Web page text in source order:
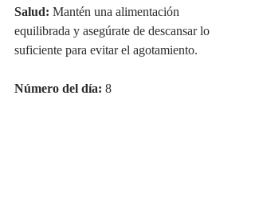
Salud: Mantén una alimentación
equilibrada y asegúrate de descansar lo
suficiente para evitar el agotamiento.
Número del día: 8